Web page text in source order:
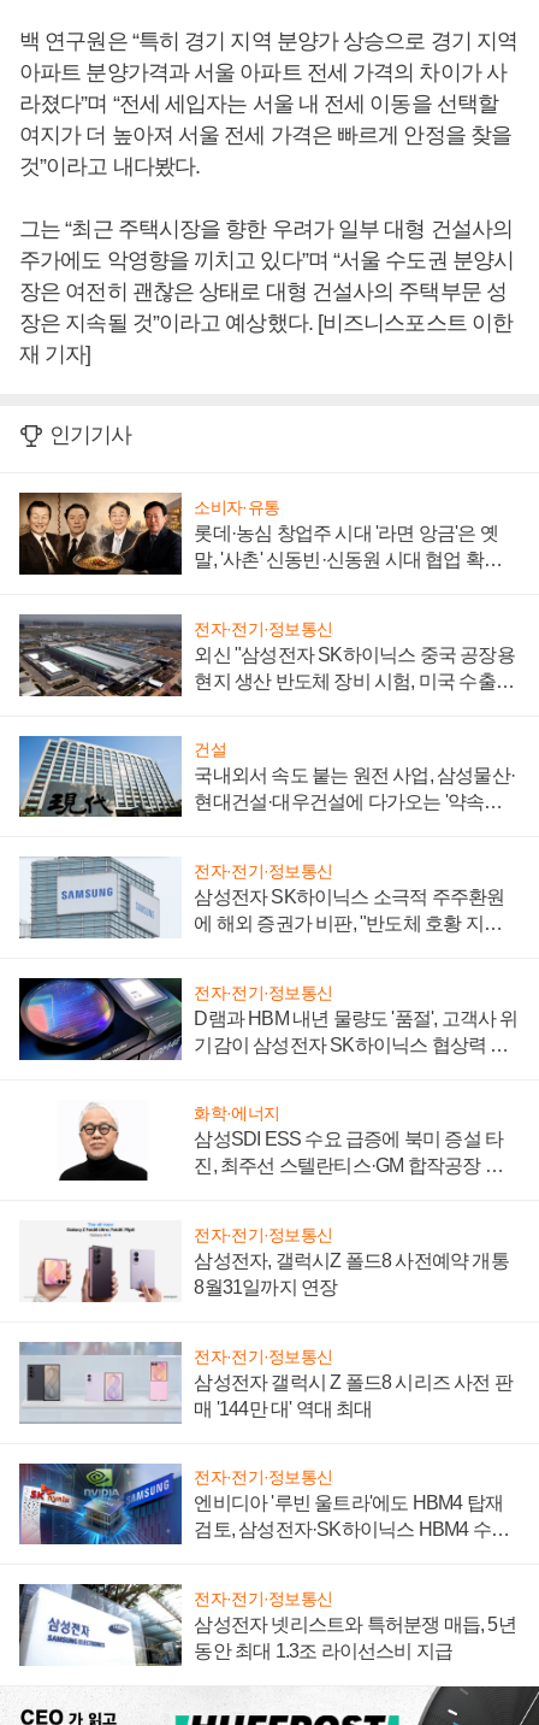
백 연구원은 “특히 경기 지역 분양가 상승으로 경기 지역
아파트 분양가격과 서울 아파트 전세 가격의 차이가 사
라졌다”며 “전세 세입자는 서울 내 전세 이동을 선택할
여지가 더 높아져 서울 전세 가격은 빠르게 안정을 찾을
것”이라고 내다봤다.
그는 “최근 주택시장을 향한 우려가 일부 대형 건설사의
주가에도 악영향을 끼치고 있다”며 “서울 수도권 분양시
장은 여전히 괜찮은 상태로 대형 건설사의 주택부문 성
장은 지속될 것”이라고 예상했다. [비즈니스포스트 이한
재 기자]
인기기사
소비자·유통
롯데·농심 창업주 시대 '라면 앙금'은 옛
말, '사촌' 신동빈·신동원 시대 협업 확대
전자·전기·정보통신
외신 "삼성전자 SK하이닉스 중국 공장용
현지 생산 반도체 장비 시험, 미국 수출통
건설
국내외서 속도 붙는 원전 사업, 삼성물산·
현대건설·대우건설에 다가오는 '약속의
전자·전기·정보통신
삼성전자 SK하이닉스 소극적 주주환원
에 해외 증권가 비판, "반도체 호황 지속
전자·전기·정보통신
D램과 HBM 내년 물량도 '품절', 고객사 위
기감이 삼성전자 SK하이닉스 협상력 더
화학·에너지
삼성SDI ESS 수요 급증에 북미 증설 타
진, 최주선 스텔란티스·GM 합작공장 건
전자·전기·정보통신
삼성전자, 갤럭시Z 폴드8 사전예약 개통
8월31일까지 연장
전자·전기·정보통신
삼성전자 갤럭시 Z 폴드8 시리즈 사전 판
매 '144만 대' 역대 최대
전자·전기·정보통신
엔비디아 '루빈 울트라'에도 HBM4 탑재
검토, 삼성전자·SK하이닉스 HBM4 수율
전자·전기·정보통신
삼성전자 넷리스트와 특허분쟁 매듭, 5년
동안 최대 1.3조 라이선스비 지급